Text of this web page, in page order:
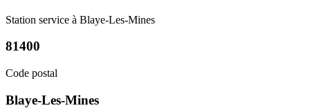
Station service à Blaye-Les-Mines
81400
Code postal
Blaye-Les-Mines